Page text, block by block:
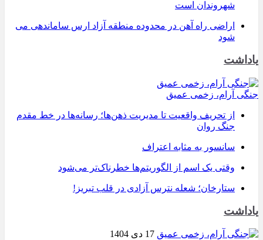
شهروندان است
اراضی راه آهن در محدوده منطقه آزاد ارس ساماندهی می
شود
یاداشت
جنگی آرام، زخمی عمیق
از تحریف واقعیت تا مدیریت ذهن‌ها؛ رسانه‌ها در خط مقدم
جنگ روان
سانسور به مثابه اعتراف
وقتی یک اسم از الگوریتم‌ها خطرناک‌تر می‌شود
ستارخان؛ شعله نترس آزادی در قلب تبریز!
یاداشت
17 دی 1404